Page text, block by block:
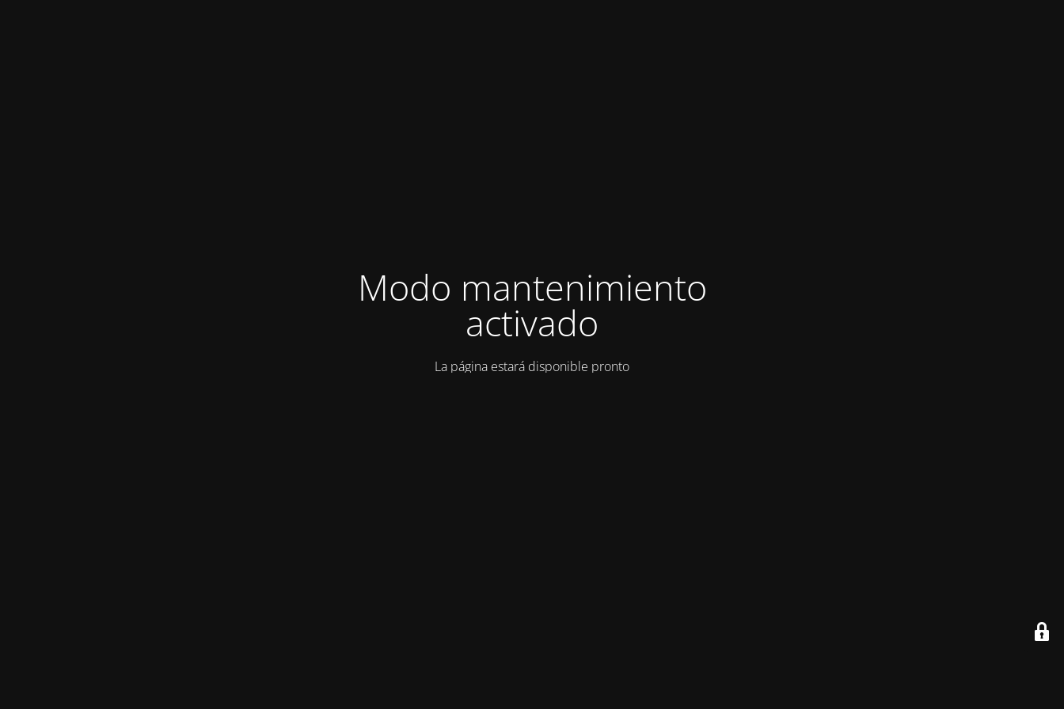
Modo mantenimiento
activado
La página estará disponible pronto